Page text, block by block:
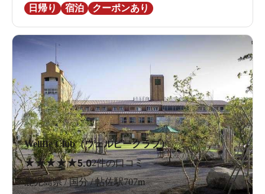
日帰り
宿泊 クーポンあり
WellBe Club（ウェルビークラブ）
★★★★★5.02件の口コミ
鹿児島県 / 国分 / 帖佐駅707m